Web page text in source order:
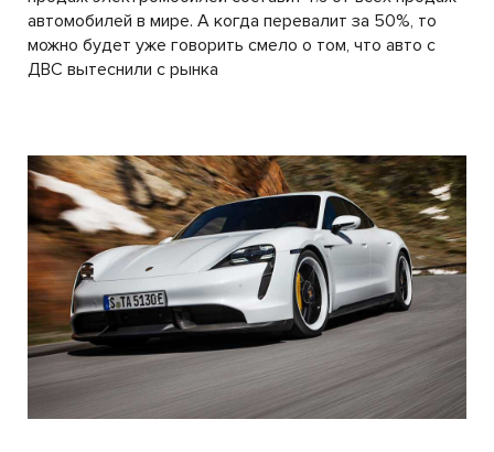
автомобилей в мире. А когда перевалит за 50%, то
можно будет уже говорить смело о том, что авто с
ДВС вытеснили с рынка